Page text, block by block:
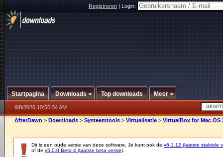
Registreren|Login:
Startpagina Downloads Top downloads Meer
8/8/2026 10:55:34 AM
AfterDawn > Downloads > Systeemtools > Virtualisatie > VirtualBox for Mac OS
Dit is een oude versie van deze software. Je kunt ook de v6.1.12 (laatste stabiele
of de v5.0.0 Beta 4 (laatste beta versie)